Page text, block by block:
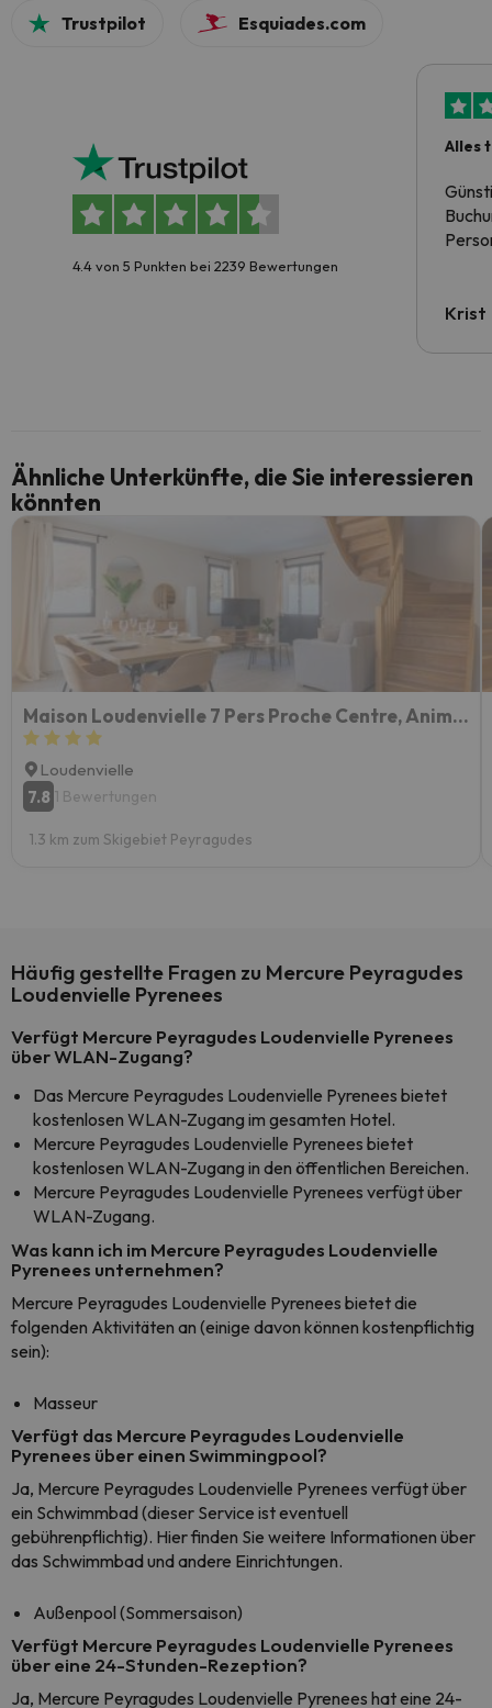
Trustpilot Esquiades.com
4.4 von 5 Punkten bei 2239 Bewertungen
Alles
Krist
Ähnliche Unterkünfte, die Sie interessieren
könnten
Maison Loudenvielle 7 Pers Proche Centre, Animaux Et Parking - Fr-1-695-65
Loudenvielle
7.8 1 Bewertungen
1.3 km zum Skigebiet Peyragudes
Häufig gestellte Fragen zu Mercure Peyragudes
Loudenvielle Pyrenees
Verfügt Mercure Peyragudes Loudenvielle Pyrenees
über WLAN-Zugang?
Das Mercure Peyragudes Loudenvielle Pyrenees bietet
kostenlosen WLAN-Zugang im gesamten Hotel.
Mercure Peyragudes Loudenvielle Pyrenees bietet
kostenlosen WLAN-Zugang in den öffentlichen Bereichen.
Mercure Peyragudes Loudenvielle Pyrenees verfügt über
WLAN-Zugang.
Was kann ich im Mercure Peyragudes Loudenvielle
Pyrenees unternehmen?
Mercure Peyragudes Loudenvielle Pyrenees bietet die
folgenden Aktivitäten an (einige davon können kostenpflichtig
sein):
Masseur
Verfügt das Mercure Peyragudes Loudenvielle
Pyrenees über einen Swimmingpool?
Ja, Mercure Peyragudes Loudenvielle Pyrenees verfügt über
ein Schwimmbad (dieser Service ist eventuell
gebührenpflichtig). Hier finden Sie weitere Informationen über
das Schwimmbad und andere Einrichtungen.
Außenpool (Sommersaison)
Verfügt Mercure Peyragudes Loudenvielle Pyrenees
über eine 24-Stunden-Rezeption?
Ja, Mercure Peyragudes Loudenvielle Pyrenees hat eine 24-